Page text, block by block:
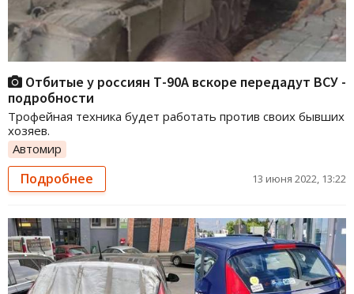
Отбитые у россиян Т-90А вскоре передадут ВСУ -
подробности
Трофейная техника будет работать против своих бывших
хозяев.
Автомир
Подробнее 13 июня 2022, 13:22